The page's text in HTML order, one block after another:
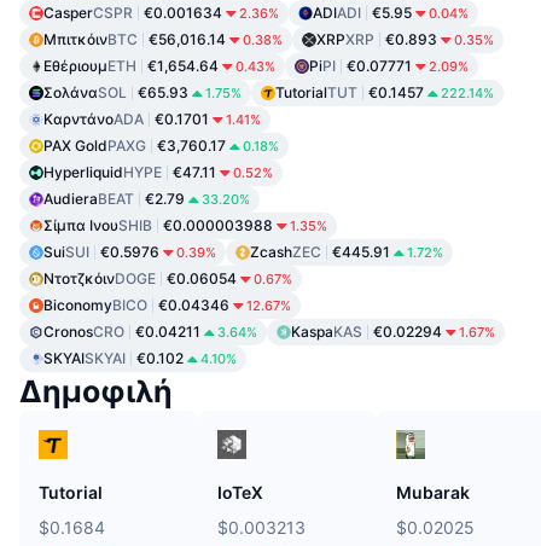
CasperCSPR €0.001634 2.36% ADIADI €5.95 0.04%
ΜπιτκόινBTC €56,016.14 0.38% XRPXRP €0.893 0.35%
ΕθέριουμETH €1,654.64 0.43% PiPI €0.07771 2.09%
ΣολάναSOL €65.93 1.75% TutorialTUT €0.1457 222.14%
ΚαρντάνοADA €0.1701 1.41%
PAX GoldPAXG €3,760.17 0.18%
HyperliquidHYPE €47.11 0.52%
AudieraBEAT €2.79 33.20%
Σίμπα ΙνουSHIB €0.000003988 1.35%
SuiSUI €0.5976 0.39% ZcashZEC €445.91 1.72%
ΝτοτζκόινDOGE €0.06054 0.67%
BiconomyBICO €0.04346 12.67%
CronosCRO €0.04211 3.64% KaspaKAS €0.02294 1.67%
SKYAISKYAI €0.102 4.10%
Δημοφιλή
Tutorial
$0.1684
IoTeX
$0.003213
Mubarak
$0.02025